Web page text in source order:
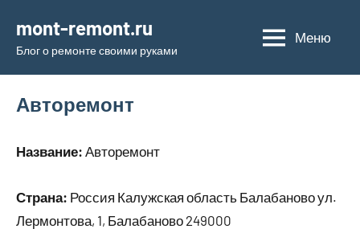
содержимому
mont-remont.ru
Блог о ремонте своими руками
Меню
Авторемонт
Название: Авторемонт
Страна: Россия Калужская область Балабаново ул.
Лермонтова, 1, Балабаново 249000